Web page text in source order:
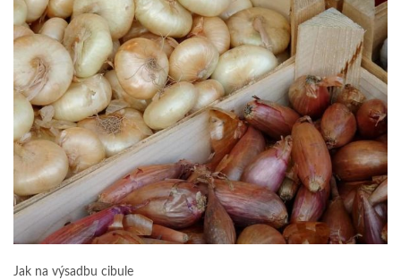
Jak na výsadbu cibule